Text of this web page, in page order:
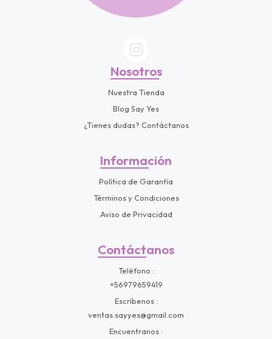
Nosotros
Nuestra Tienda
Blog Say Yes
¿Tienes dudas? Contáctanos
Información
Política de Garantía
Términos y Condiciones
Aviso de Privacidad
Contáctanos
Teléfono
+56979659419
Escríbenos
ventas.sayyes@gmail.com
Encuentranos